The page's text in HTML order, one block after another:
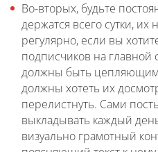
Во-вторых, будьте
держатся всего сутки,
регулярно, если вы
подписчиков на
должны быть
должны хотеть их
перелистнуть. Сами
выкладывать каждый
визуально грамотный